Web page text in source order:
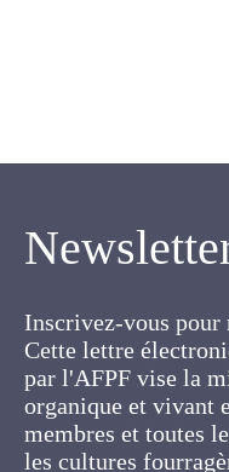
Cette lettre
gratuitement par
d'un lien organique
ses membres et
concernées par
prairies.